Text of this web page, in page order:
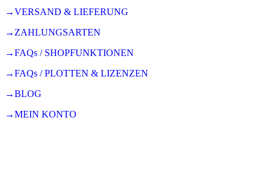
→VERSAND & LIEFERUNG
→ZAHLUNGSARTEN
→FAQs / SHOPFUNKTIONEN
→FAQs / PLOTTEN & LIZENZEN
→BLOG
→MEIN KONTO